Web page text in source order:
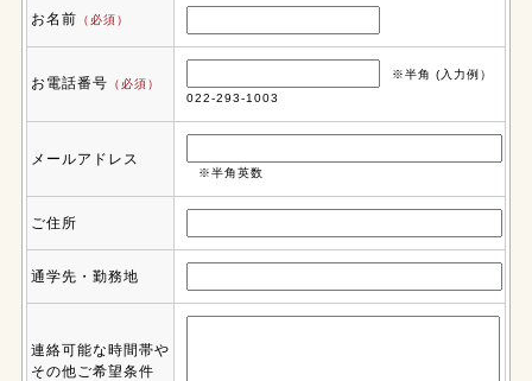
お名前 （必須）
お電話番号 （必須）
※半角 (入力例）
022-293-1003
メールアドレス
※半角英数
ご住所
通学先・勤務地
連絡可能な時間帯や
その他ご希望条件